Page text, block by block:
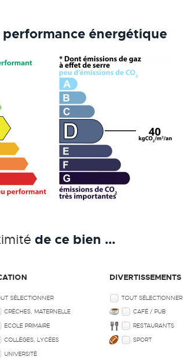
performance énergétique
de ce bien ...
SÉLECTIONNER
CRÈCHES, MATERNELLE
ECOLE PRIMAIRE
COLLÈGES, LYCÉES
UNIVERSITÉ
DIVERTISSEMENTS
TOUT SÉLECTIONNER
CAFÉ / PUB
RESTAURANTS
SPORT